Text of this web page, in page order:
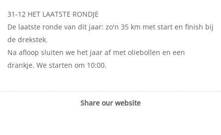
31-12 HET LAATSTE RONDJE
De laatste ronde van dit jaar: zo'n 35 km met start en finish bij
de drekstek.
Na afloop sluiten we het jaar af met oliebollen en een
drankje. We starten om 10:00.
Share our website